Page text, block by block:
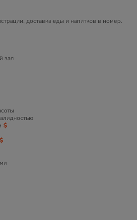
доставка еды и напитков в номер.
зал